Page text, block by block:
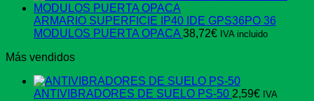
ARMARIO SUPERFICIE IP40 IDE GPS36PO 36
MODULOS PUERTA OPACA 38,72€ IVA incluido
Más vendidos
ANTIVIBRADORES DE SUELO PS-50 2,59€ IVA